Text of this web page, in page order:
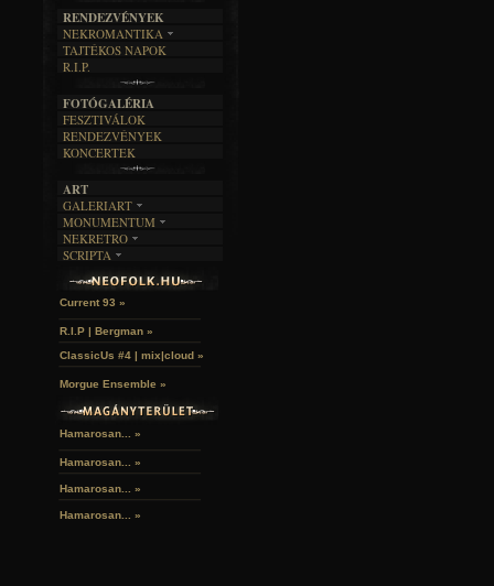
DALSZÖVEGEK
ÍRÁSTÖRTÉNET
SZÖVEGES
RENDEZVÉNYEK
NEKROMANTIKA
AKTUÁLIS
A MÚLT
TAJTÉKOS NAPOK
R.I.P.
FOTÓGALÉRIA
FESZTIVÁLOK
RENDEZVÉNYEK
KONCERTEK
ART
GALERIART
ARTGALERI
KÉPREGÉNYEK
LAKÁSKULTS
MONUMENTUM
TEMETŐK
TEMPLOMOK
VÁRAK
HELYEK
NEKRETRO
SZUBKULT
FEKETE LYUK
RELIKVIÁK
SCRIPTA
NOVELLÁK
VERSEK
Current 93 »
R.I.P | Bergman »
ClassicUs #4 | mix|cloud »
Morgue Ensemble »
Hamarosan... »
Hamarosan... »
Hamarosan... »
Hamarosan... »